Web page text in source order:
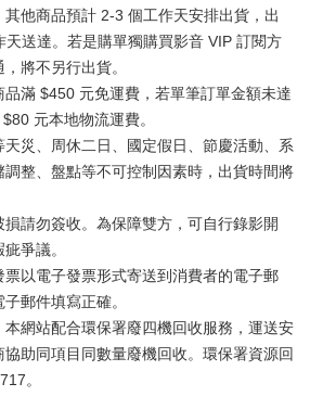
他商品預計 2-3 個工作天安排出貨，出
天送達。若是購單獨購買影音 VIP 訂閱方
將不另行出貨。
品滿 $450 元免運費，若單筆訂單金額未達
元本地物流運費。
天災、周休二日、國定假日、節慶活動、系
調整、盤點等不可控制因素時，出貨時間將
請勿簽收。為保障雙方，可自行錄影開
爭議。
票以電子發票形式寄送到消費者的電子郵
郵件填寫正確。
本網站配合環保署廢四機回收服務，運送安
助同項目同數量廢機回收。環保署資源回
。